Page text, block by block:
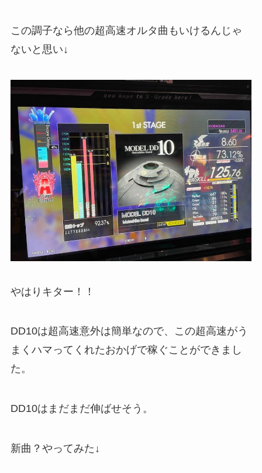
この調子なら他の超高速オルタ曲もいけるんじゃ
ないと思い↓
やはりキター！！
DD10は超高速意外は簡単なので、この超高速がう
まくハマってくれたおかげで稼ぐことができまし
た。
DD10はまだまだ伸ばせそう。
新曲？やってみた↓